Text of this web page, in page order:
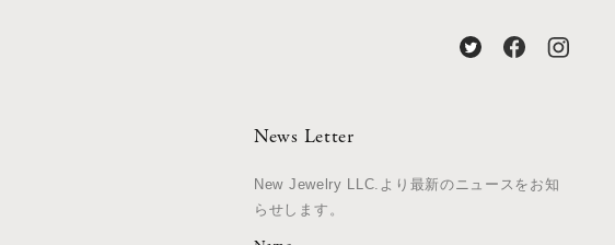
News Letter
New Jewelry LLC.より最新のニュースをお知
らせします。